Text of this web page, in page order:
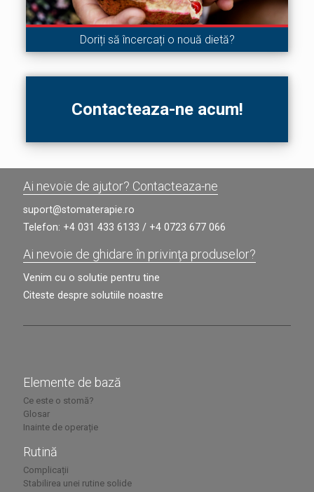
Doriți să încercați o nouă dietă?
Contacteaza-ne acum!
Ai nevoie de ajutor? Contacteaza-ne
suport@stomaterapie.ro
Telefon: +4 031 433 6133 / +4 0723 677 066
Ai nevoie de ghidare în privinţa produselor?
Venim cu o solutie pentru tine
Citeste despre solutiile noastre
Elemente de bază
Ce este o stomă?
Glosar
Inainte de operație
Rutină
Complicații
Stabilirea unei rutine solide